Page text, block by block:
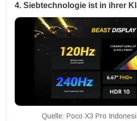
4. Siebtechnologie ist in ihrer
Quelle: Poco X3 Pro